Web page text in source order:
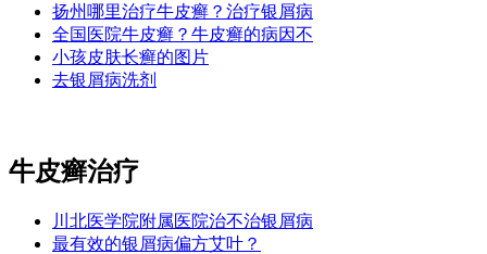
扬州哪里治疗牛皮癣？治疗银屑病
全国医院牛皮癣？牛皮癣的病因不
小孩皮肤长癣的图片
去银屑病洗剂
牛皮癣治疗
川北医学院附属医院治不治银屑病
最有效的银屑病偏方艾叶？